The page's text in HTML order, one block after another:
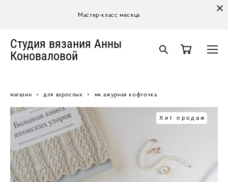
Мастер-класс месяца
Студия вязания Анны
Коноваловой
магазин > для взрослых > мк ажурная кофточка
Хит продаж